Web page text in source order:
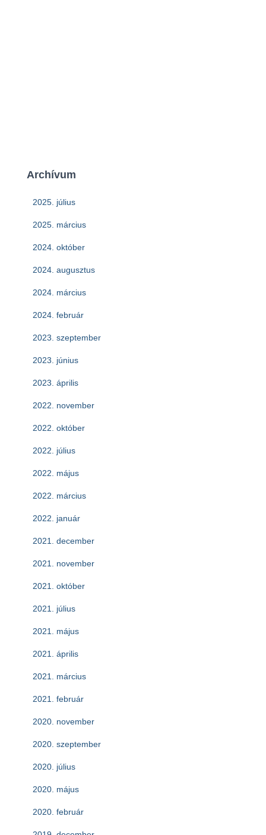
Archívum
2025. július
2025. március
2024. október
2024. augusztus
2024. március
2024. február
2023. szeptember
2023. június
2023. április
2022. november
2022. október
2022. július
2022. május
2022. március
2022. január
2021. december
2021. november
2021. október
2021. július
2021. május
2021. április
2021. március
2021. február
2020. november
2020. szeptember
2020. július
2020. május
2020. február